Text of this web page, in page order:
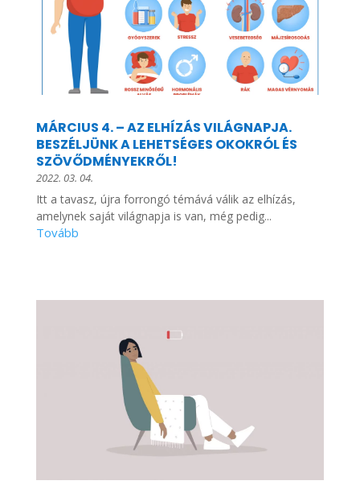
MÁRCIUS 4. – AZ ELHÍZÁS VILÁGNAPJA.
BESZÉLJÜNK A LEHETSÉGES OKOKRÓL ÉS
SZÖVŐDMÉNYEKRŐL!
2022. 03. 04.
Itt a tavasz, újra forrongó témává válik az elhízás,
amelynek saját világnapja is van, még pedig...